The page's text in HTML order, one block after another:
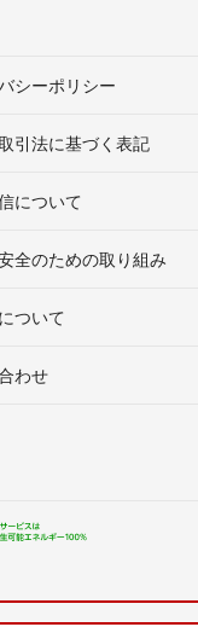
シーポリシー
引法に基づく表記
について
全のための取り組み
ついて
わせ